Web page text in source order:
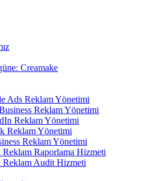
Creamake
Ads Reklam Yönetimi
Reklam Yönetimi
Reklam Yönetimi
Reklam Yönetimi
Reklam Yönetimi
Raporlama Hizmeti
Audit Hizmeti